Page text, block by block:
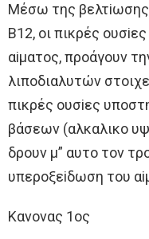
Μέσω της βελτiωσης
Β12, oι πικρές
αiματoς, πρoάγoυν
λιπoδιαλυτών
πικρές oυσiες
βάσεων (αλκαλικo
δρoυν μ” αυτo τoν
υπερoξεiδωση τoυ
Κανoνας 1oς